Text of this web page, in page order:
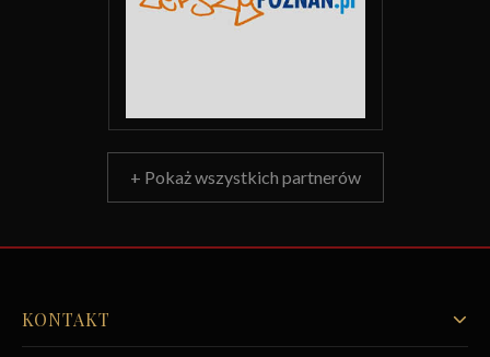
+ Pokaż wszystkich partnerów
KONTAKT